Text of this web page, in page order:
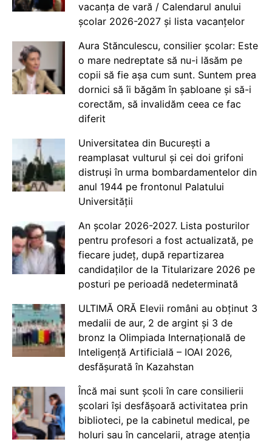
vacanța de vară / Calendarul anului
școlar 2026-2027 și lista vacanțelor
Aura Stănculescu, consilier școlar: Este
o mare nedreptate să nu-i lăsăm pe
copii să fie așa cum sunt. Suntem prea
dornici să îi băgăm în șabloane și să-i
corectăm, să invalidăm ceea ce fac
diferit
Universitatea din București a
reamplasat vulturul și cei doi grifoni
distruși în urma bombardamentelor din
anul 1944 pe frontonul Palatului
Universității
An școlar 2026-2027. Lista posturilor
pentru profesori a fost actualizată, pe
fiecare județ, după repartizarea
candidaților de la Titularizare 2026 pe
posturi pe perioadă nedeterminată
ULTIMĂ ORĂ Elevii români au obținut 3
medalii de aur, 2 de argint și 3 de
bronz la Olimpiada Internațională de
Inteligență Artificială – IOAI 2026,
desfășurată în Kazahstan
Încă mai sunt școli în care consilierii
școlari își desfășoară activitatea prin
biblioteci, pe la cabinetul medical, pe
holuri sau în cancelarii, atrage atenția